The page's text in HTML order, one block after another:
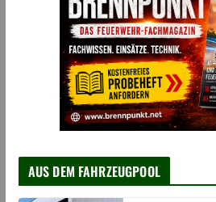
AUS DEM FAHRZEUGPOOL